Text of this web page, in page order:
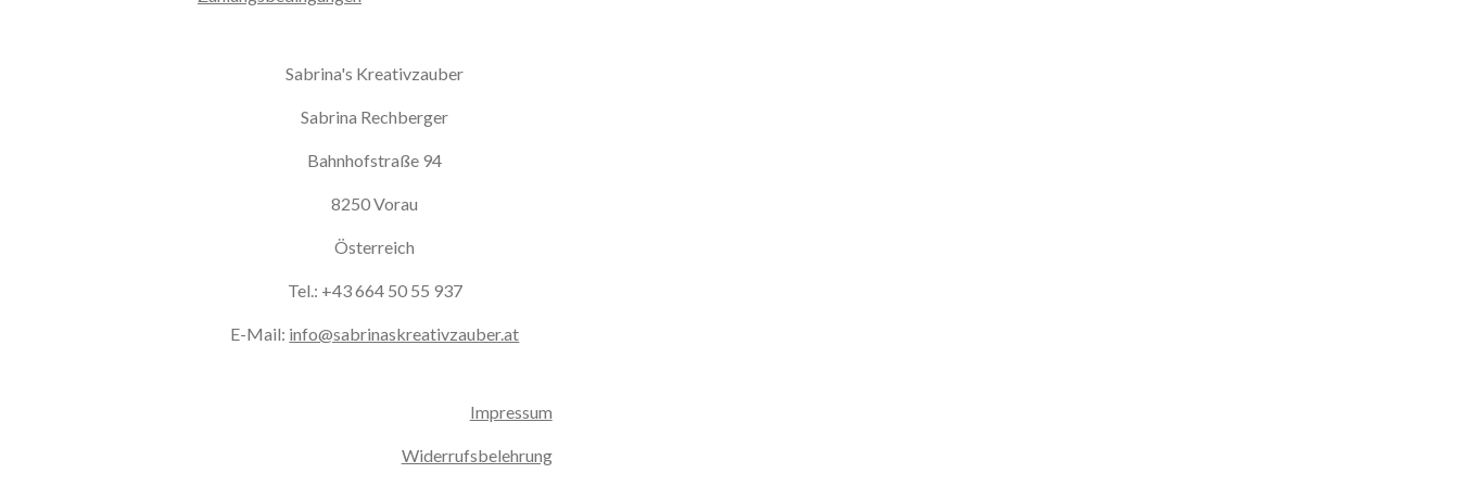
Sabrina's Kreativzauber
Sabrina Rechberger
Bahnhofstraße 94
8250 Vorau
Österreich
Tel.: +43 664 50 55 937
E-Mail: info@sabrinaskreativzauber.at
Impressum
Widerrufsbelehrung